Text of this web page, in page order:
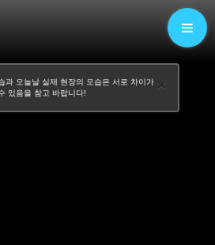
×
과 오늘날 실제 현장의 모습은 서로 차이가
있음을 참고 바랍니다!